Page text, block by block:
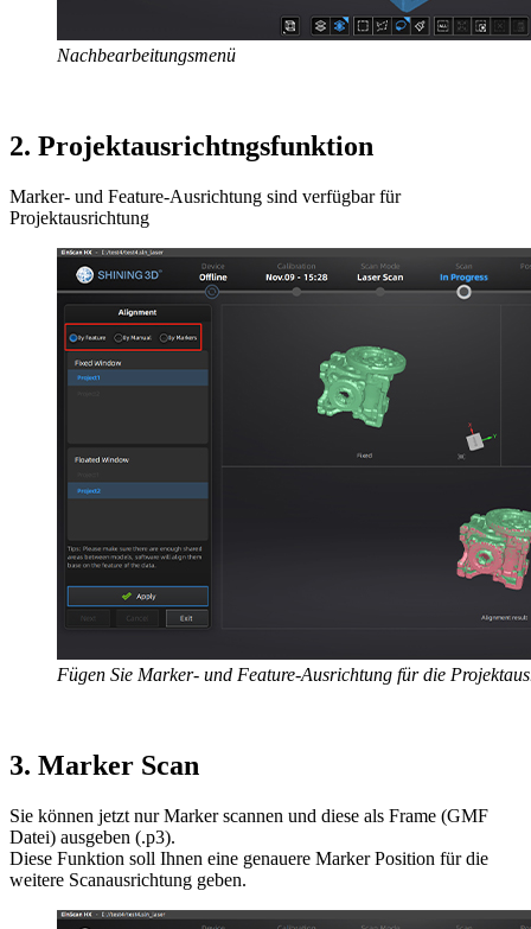
Nachbearbeitungsmenü
2. Projektausrichtngsfunktion
Marker- und Feature-Ausrichtung sind verfügbar für
Projektausrichtung
Fügen Sie Marker- und Feature-Ausrichtung für die
3. Marker Scan
Sie können jetzt nur Marker scannen und diese als Frame (GMF
Datei) ausgeben (.p3).
Diese Funktion soll Ihnen eine genauere Marker Position für die
weitere Scanausrichtung geben.